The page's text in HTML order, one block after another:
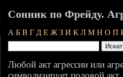
Сонник по Фрейду.
А Б В Г Д Е Ж З И К Л М Н О П
Любой акт агрессии или